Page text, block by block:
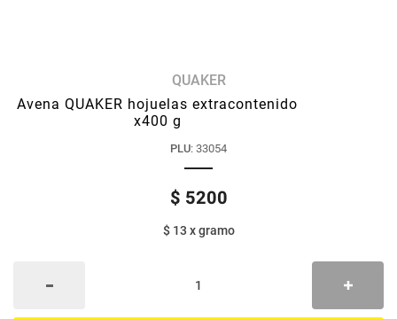
QUAKER
Avena QUAKER hojuelas extracontenido
x400 g
PLU: 33054
$ 5200
$ 13 xgramo